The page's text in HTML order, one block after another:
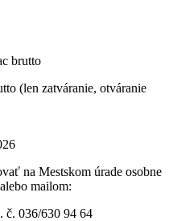
brutto
(len zatváranie, otváranie
na Mestskom úrade osobne
mailom:
č. 036/630 94 64